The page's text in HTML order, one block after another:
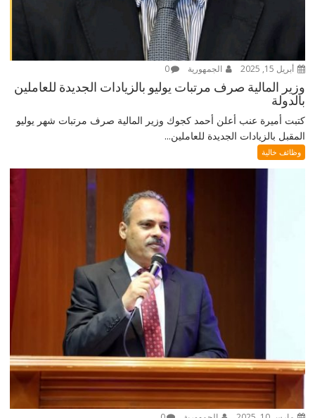
أبريل 15, 2025 الجمهورية 0
وزير المالية صرف مرتبات يوليو بالزيادات الجديدة للعاملين
بالدولة
كتبت أميرة عنب أعلن أحمد كجوك وزير المالية صرف مرتبات شهر يوليو
المقبل بالزيادات الجديدة للعاملين...
وظائف خالية